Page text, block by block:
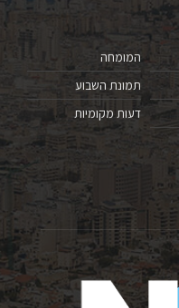
המומחה
תמונת השבוע
דעות מקומיות